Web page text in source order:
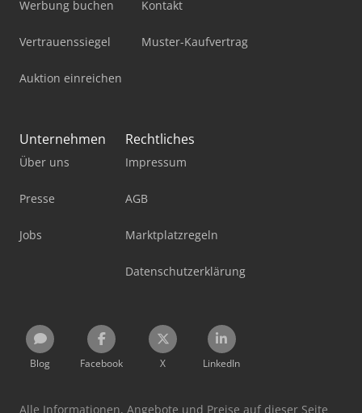
Werbung buchen
Vertrauenssiegel
Auktion einreichen
Kontakt
Muster-Kaufvertrag
Unternehmen
Über uns
Presse
Jobs
Rechtliches
Impressum
AGB
Marktplatzregeln
Datenschutzerklärung
Blog Facebook X LinkedIn
Alle Informationen, Angebote und Preise auf dieser Seite